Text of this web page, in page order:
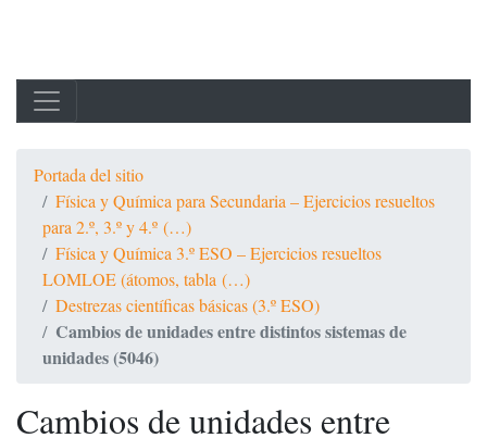
Portada del sitio
Física y Química para Secundaria – Ejercicios resueltos
para 2.º, 3.º y 4.º (…)
Física y Química 3.º ESO – Ejercicios resueltos
LOMLOE (átomos, tabla (…)
Destrezas científicas básicas (3.º ESO)
Cambios de unidades entre distintos sistemas de
unidades (5046)
Cambios de unidades entre